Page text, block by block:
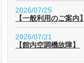
2026/07/25
【一般利用のご案内】
2026/07/21
【館内空調機故障】